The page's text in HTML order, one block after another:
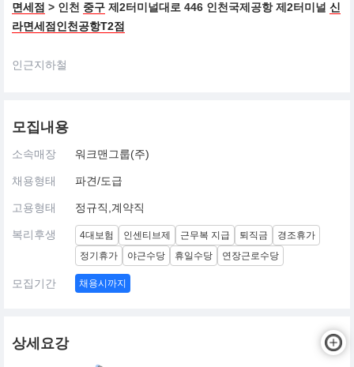
면세점 > 인천 중구 제2터미널대로 446 인천국제공항 제2터미널 신
라면세점인천공항T2점
인근지하철
모집내용
소속매장 워크맨그룹(주)
채용형태 파견/도급
고용형태 정규직,계약직
복리후생 4대보험 인센티브제 근무복 지급 퇴직금
경조휴가
정기휴가
야근수당 휴일수당 연장근로수당
모집기간 채용시까지
상세요강